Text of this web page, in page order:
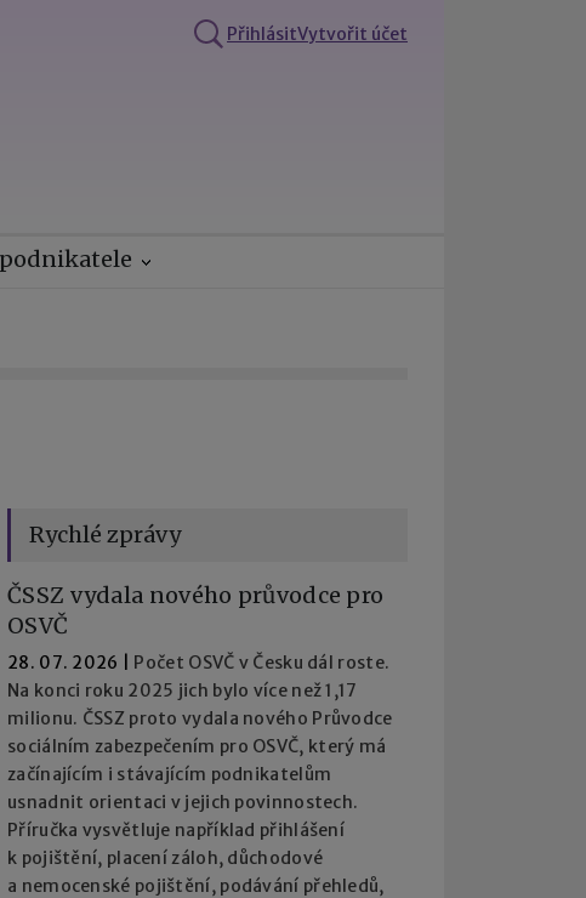
PřihlásitVytvořit účet
Rychlé zprávy
ČSSZ vydala nového průvodce pro
OSVČ
28. 07. 2026
Počet OSVČ v Česku dál roste.
Na konci roku 2025 jich bylo více než 1,17
milionu. ČSSZ proto vydala nového Průvodce
sociálním zabezpečením pro OSVČ, který má
začínajícím i stávajícím podnikatelům
usnadnit orientaci v jejich povinnostech.
Příručka vysvětluje například přihlášení
k pojištění, placení záloh, důchodové
a nemocenské pojištění, podávání přehledů,